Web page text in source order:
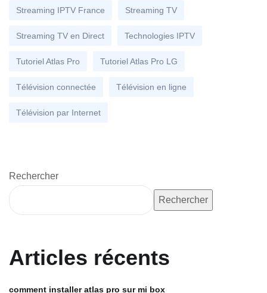
Streaming IPTV France Streaming TV
Streaming TV en Direct Technologies IPTV
Tutoriel Atlas Pro Tutoriel Atlas Pro LG
Télévision connectée Télévision en ligne
Télévision par Internet
Rechercher
Rechercher
Articles récents
comment installer atlas pro sur mi box